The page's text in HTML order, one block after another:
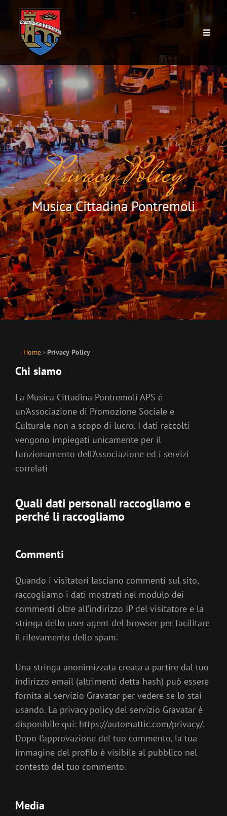
Privacy Policy
Musica Cittadina Pontremoli
Home › Privacy Policy
Chi siamo
La Musica Cittadina Pontremoli APS è
un’Associazione di Promozione Sociale e
Culturale non a scopo di lucro. I dati raccolti
vengono impiegati unicamente per il
funzionamento dell’Associazione ed i servizi
correlati
Quali dati personali raccogliamo e
perché li raccogliamo
Commenti
Quando i visitatori lasciano commenti sul sito,
raccogliamo i dati mostrati nel modulo dei
commenti oltre all’indirizzo IP del visitatore e la
stringa dello user agent del browser per facilitare
il rilevamento dello spam.
Una stringa anonimizzata creata a partire dal tuo
indirizzo email (altrimenti detta hash) può essere
fornita al servizio Gravatar per vedere se lo stai
usando. La privacy policy del servizio Gravatar è
disponibile qui: https://automattic.com/privacy/.
Dopo l’approvazione del tuo commento, la tua
immagine del profilo è visibile al pubblico nel
contesto del tuo commento.
Media